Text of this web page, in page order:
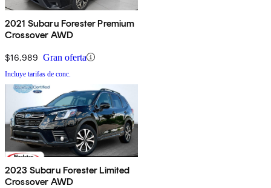
2021 Subaru Forester Premium
Crossover AWD
$16,989 Gran oferta
Incluye tarifas de conc.
2023 Subaru Forester Limited
Crossover AWD